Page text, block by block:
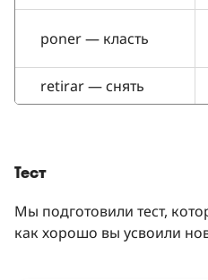
poner — класть
retirar — снять
Тест
Мы подготовили тест,
как хорошо вы усвоили